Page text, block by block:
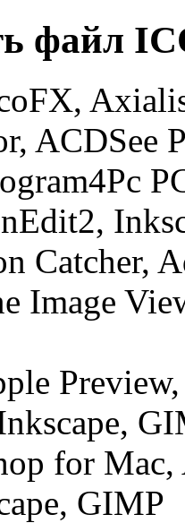
файл
ACDSee
Catcher,
Image
for
GIMP